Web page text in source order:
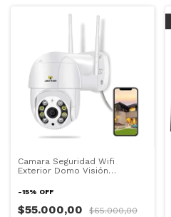
Camara Seguridad Wifi
Exterior Domo Visión
-15% OFF
$55.000,00 $65.000,00